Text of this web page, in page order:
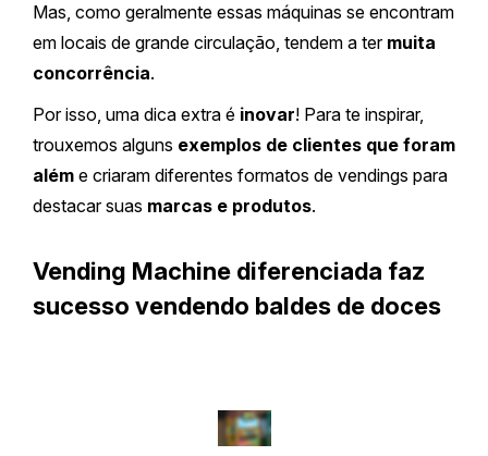
Mas, como geralmente essas máquinas se encontram
em locais de grande circulação, tendem a ter muita
concorrência.
Por isso, uma dica extra é inovar! Para te inspirar,
trouxemos alguns exemplos de clientes que foram
além e criaram diferentes formatos de vendings para
destacar suas marcas e produtos.
Vending Machine diferenciada faz
sucesso vendendo baldes de doces